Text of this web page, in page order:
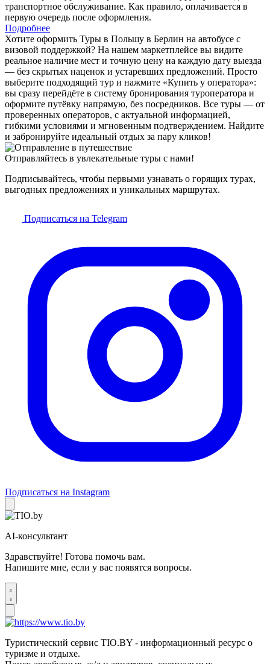
транспортное обслуживание. Как правило, оплачивается в
первую очередь после оформления.
Подробнее
Хотите оформить Туры в Польшу в Берлин на автобусе с
визовой поддержкой? На нашем маркетплейсе вы видите
реальное наличие мест и точную цену на каждую дату выезда
— без скрытых наценок и устаревших предложений. Просто
выберите подходящий тур и нажмите «Купить у оператора»:
вы сразу перейдёте в систему бронирования туроператора и
оформите путёвку напрямую, без посредников. Все туры — от
проверенных операторов, с актуальной информацией,
гибкими условиями и мгновенным подтверждением. Найдите
и забронируйте идеальный отдых за пару кликов!
Отправляйтесь в увлекательные туры с нами!
Подписывайтесь, чтобы первыми узнавать о горящих турах,
выгодных предложениях и уникальных маршрутах.
Подписаться на Telegram
Подписаться на Instagram
AI-консультант
Здравствуйте! Готова помочь вам.
Напишите мне, если у вас появятся вопросы.
Туристический сервис TIO.BY - информационный ресурс о
туризме и отдыхе.